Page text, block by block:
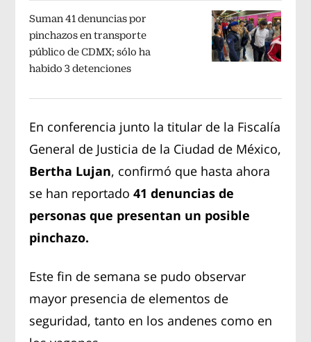
Suman 41 denuncias por
pinchazos en transporte
público de CDMX; sólo ha
habido 3 detenciones
En conferencia junto la titular de la Fiscalía
General de Justicia de la Ciudad de México,
Bertha Lujan, confirmó que hasta ahora
se han reportado41 denuncias de
personas que presentan un posible
pinchazo.
Este fin de semana se pudo observar
mayor presencia de elementos de
seguridad, tanto en los andenes como en